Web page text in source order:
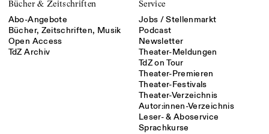
Bücher & Zeitschriften
Abo-Angebote
Bücher, Zeitschriften, Musik
Open Access
TdZ Archiv
Service
Jobs / Stellenmarkt
Podcast
Newsletter
Theater-Meldungen
TdZ on Tour
Theater-Premieren
Theater-Festivals
Theater-Verzeichnis
Autor:innen-Verzeichnis
Leser- & Aboservice
Sprachkurse